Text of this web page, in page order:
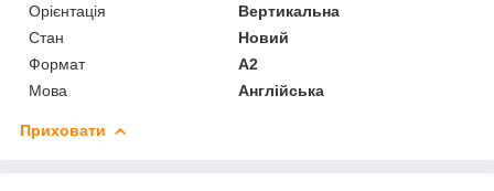
Орієнтація
Вертикальна
Стан
Новий
Формат
A2
Мова
Англійська
Приховати